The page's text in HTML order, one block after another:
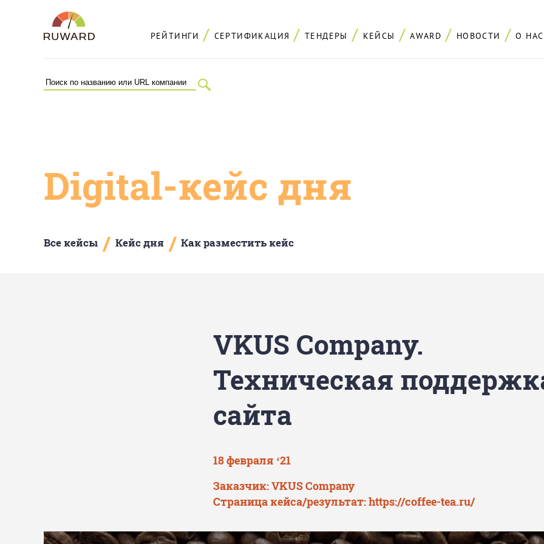
РЕЙТИНГИ СЕРТИФИКАЦИЯ ТЕНДЕРЫ КЕЙСЫ AWARD НОВОСТИ О НАС
Digital-кейс дня
Все кейсы / Кейс дня / Как разместить кейс
VKUS Сompany.
Техническая
сайта
18 февраля ‘21
Заказчик: VKUS Сompany
Страница кейса/результат:https://coffee-tea.ru/